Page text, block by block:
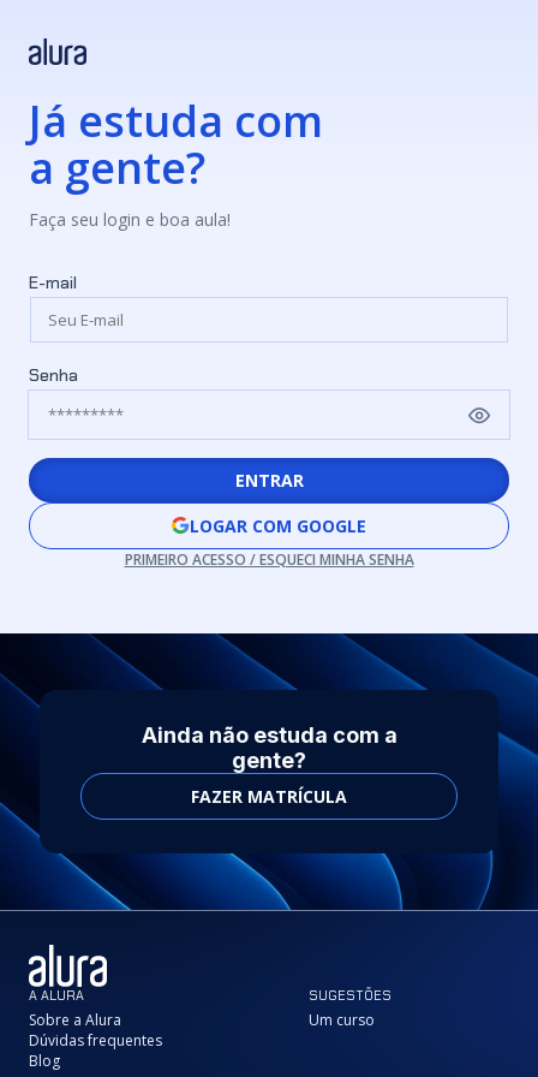
Já estuda com
a gente?
Faça seu login e boa aula!
E-mail
Senha
ENTRAR
LOGAR COM GOOGLE
PRIMEIRO ACESSO / ESQUECI MINHA SENHA
Ainda não estuda com a
gente?
FAZER MATRÍCULA
A ALURA
Sobre a Alura
Dúvidas frequentes
Blog
SUGESTÕES
Um curso